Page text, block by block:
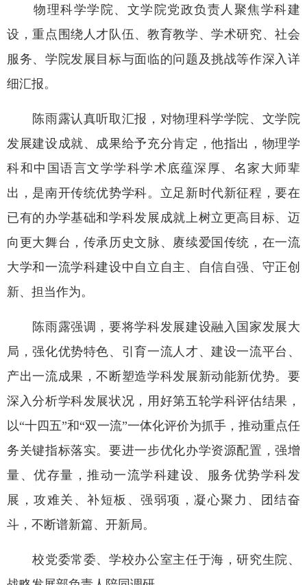
物理科学学院、文学院党政负责人聚焦学科建
设，重点围绕人才队伍、教育教学、学术研究、社会
服务、学院发展目标与面临的问题及挑战等作深入详
细汇报。
陈雨露认真听取汇报，对物理科学学院、文学院
发展建设成就、成果给予充分肯定，他指出，物理学
科和中国语言文学学科学术底蕴深厚、名家大师辈
出，是南开传统优势学科。立足新时代新征程，要在
已有的办学基础和学科发展成就上树立更高目标、迈
向更大舞台，传承历史文脉、赓续爱国传统，在一流
大学和一流学科建设中自立自主、自信自强、守正创
新、担当作为。
陈雨露强调，要将学科发展建设融入国家发展大
局，强化优势特色、引育一流人才、建设一流平台、
产出一流成果，不断塑造学科发展新动能新优势。要
深入分析学科发展状况，用好第五轮学科评估结果，
以“十四五”和“双一流”一体化评价为抓手，推动重点任
务关键指标落实。要进一步优化办学资源配置，强增
量、优存量，推动一流学科建设、服务优势学科发
展，攻难关、补短板、强弱项，凝心聚力、团结奋
斗，不断谱新篇、开新局。
校党委常委、学校办公室主任于海，研究生院、